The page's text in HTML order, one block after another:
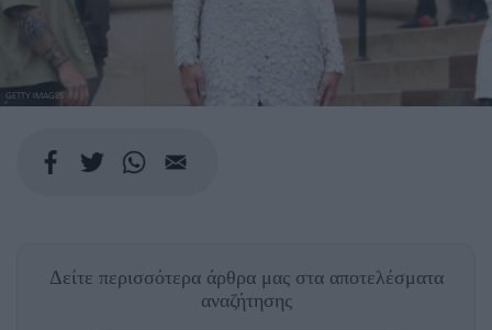
GETTY IMAGES
Δείτε περισσότερα άρθρα μας στα αποτελέσματα
αναζήτησης